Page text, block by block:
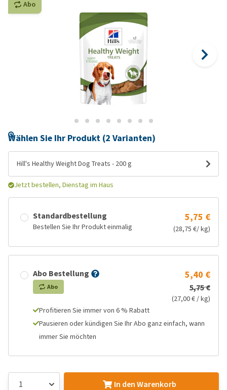
Abo
Wählen Sie Ihr Produkt (2 Varianten)
Hill's Healthy Weight Dog Treats - 200 g
Jetzt bestellen, Dienstag im Haus
Standardbestellung
Bestellen Sie Ihr Produkt einmalig
5,75 €
(28,75 €/ kg)
Abo Bestellung
Abo
5,40 €
5,75 €
(27,00 € / kg)
Profitieren Sie immer von 6 % Rabatt
Pausieren oder kündigen Sie Ihr Abo ganz einfach, wann
immer Sie möchten
In den Warenkorb